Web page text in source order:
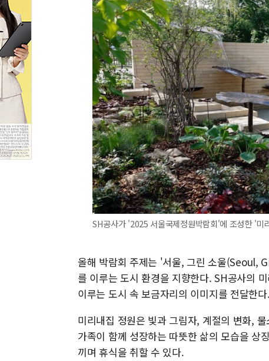
SH공사가 '2025 서울국제정원박람회'에 조성한 '미
올해 박람회 주제는 '서울, 그린 소울(Seoul,
를 이루는 도시 환경을 지향한다. SH공사의
이루는 도시 속 보금자리의 이미지를 전달한다.
미리내집 정원은 빛과 그림자, 계절의 변화,
가족이 함께 성장하는 따뜻한 삶의 모습을 상
끼며 휴식을 취할 수 있다.